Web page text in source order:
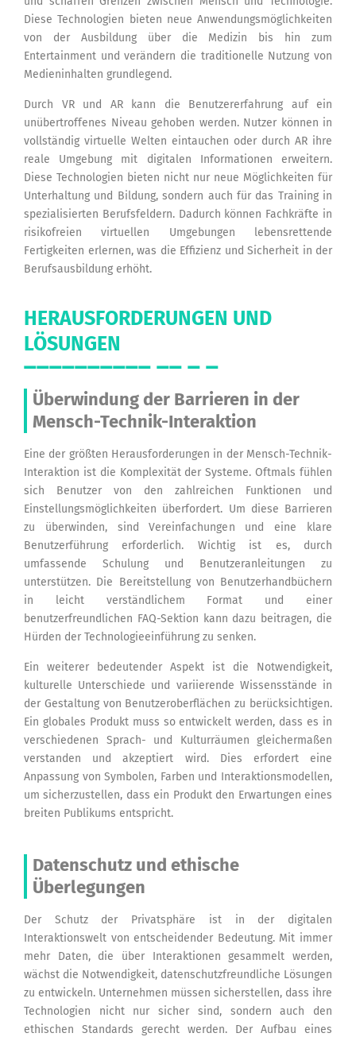
Diese Technologien bieten neue Anwendungsmöglichkeiten
von der Ausbildung über die Medizin bis hin zum
Entertainment und verändern die traditionelle Nutzung von
Medieninhalten grundlegend.
Durch VR und AR kann die Benutzererfahrung auf ein
unübertroffenes Niveau gehoben werden. Nutzer können in
vollständig virtuelle Welten eintauchen oder durch AR ihre
reale Umgebung mit digitalen Informationen erweitern.
Diese Technologien bieten nicht nur neue Möglichkeiten für
Unterhaltung und Bildung, sondern auch für das Training in
spezialisierten Berufsfeldern. Dadurch können Fachkräfte in
risikofreien virtuellen Umgebungen lebensrettende
Fertigkeiten erlernen, was die Effizienz und Sicherheit in der
Berufsausbildung erhöht.
HERAUSFORDERUNGEN UND
LÖSUNGEN
Überwindung der Barrieren in der
Mensch-Technik-Interaktion
Eine der größten Herausforderungen in der Mensch-Technik-
Interaktion ist die Komplexität der Systeme. Oftmals fühlen
sich Benutzer von den zahlreichen Funktionen und
Einstellungsmöglichkeiten überfordert. Um diese Barrieren
zu überwinden, sind Vereinfachungen und eine klare
Benutzerführung erforderlich. Wichtig ist es, durch
umfassende Schulung und Benutzeranleitungen zu
unterstützen. Die Bereitstellung von Benutzerhandbüchern
in leicht verständlichem Format und einer
benutzerfreundlichen FAQ-Sektion kann dazu beitragen, die
Hürden der Technologieeinführung zu senken.
Ein weiterer bedeutender Aspekt ist die Notwendigkeit,
kulturelle Unterschiede und variierende Wissensstände in
der Gestaltung von Benutzeroberflächen zu berücksichtigen.
Ein globales Produkt muss so entwickelt werden, dass es in
verschiedenen Sprach- und Kulturräumen gleichermaßen
verstanden und akzeptiert wird. Dies erfordert eine
Anpassung von Symbolen, Farben und Interaktionsmodellen,
um sicherzustellen, dass ein Produkt den Erwartungen eines
breiten Publikums entspricht.
Datenschutz und ethische
Überlegungen
Der Schutz der Privatsphäre ist in der digitalen
Interaktionswelt von entscheidender Bedeutung. Mit immer
mehr Daten, die über Interaktionen gesammelt werden,
wächst die Notwendigkeit, datenschutzfreundliche Lösungen
zu entwickeln. Unternehmen müssen sicherstellen, dass ihre
Technologien nicht nur sicher sind, sondern auch den
ethischen Standards gerecht werden. Der Aufbau eines